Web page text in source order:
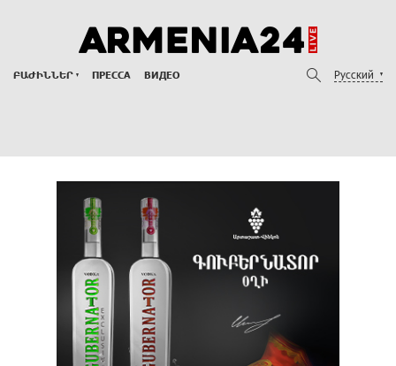
ԲԱԺԻՆՆԵՐ ПРЕССА ВИДЕО Русский